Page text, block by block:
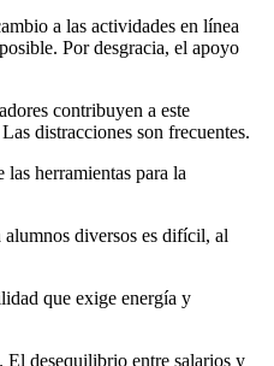
a las actividades en línea
Por desgracia, el apoyo
contribuyen a este
distracciones son frecuentes.
herramientas para la
alumnos diversos es difícil, al
que exige energía y
El desequilibrio entre salarios y